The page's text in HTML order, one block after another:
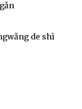
de shì